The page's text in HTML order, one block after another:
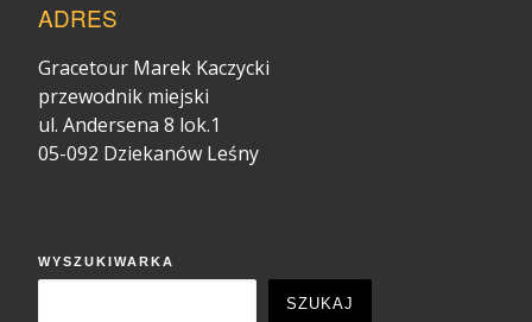
ADRES
Gracetour Marek Kaczycki
przewodnik miejski
ul. Andersena 8 lok.1
05-092 Dziekanów Leśny
WYSZUKIWARKA
SZUKAJ